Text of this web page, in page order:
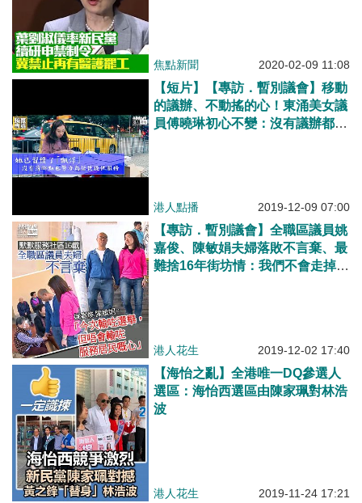
焦點新聞 2020-02-09 11:08
【短片】【專訪．暫別議會】移動
的議辦、不動搖的心！東涌美女議
員傅曉琳初心不變：沒有議辦都可
港人點播 2019-12-09 07:00
【專訪．暫別議會】全職區議員姚
嘉俊、陳敏娟夫婦落敗不言棄、最
難捨16年街坊情：我們不會走掉，
港人花生 2019-12-02 17:40
【海怡之亂】全港唯一DQ參選人
選區：海怡西選區由陳家珮對林浩
波
港人花生 2019-11-24 17:21